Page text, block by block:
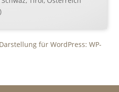
)
für WordPress: WP-